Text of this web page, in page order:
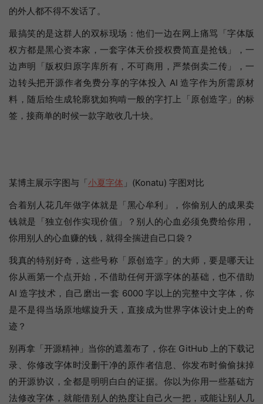
的外人都不得不发话了。
最搞笑的是这群人的双标现场：他们一边在网上痛骂「字体版
权方都是黑心资本家，一套字体天价授权费简直是抢钱」，一
边声明「版权归原字库所有，不可商用，严禁倒卖二传」，一
边转头把开源作者免费分享的字体投入 AI 造字作为所需原材
料，随后给生成轮廓犹如狗啃一般的字打上「原创造字」的标
签，接商单的时候一款字敢收几十块。
某博主展示字图与「小夏字体 」(Konatu) 字图对比
合着别人花几年做字体就是「黑心牟利」，你偷别人的成果卖
钱就是「独立创作实现价值」？别人的心血必须免费给你用，
你用别人的心血赚的钱，就得全揣进自己口袋？
我真的特别好奇，这些号称「原创造字」的大师，要是哪天让
你从画第一个点开始，不借助任何开源字体的基础，也不借助
AI 造字技术，自己磨出一套 6000 字以上的完整中文字体，你
是不是得当场原地螺旋升天，直接成为世界字体设计史上的奇
迹？
别再拿「开源精神」当你的遮羞布了，你在 GitHub 上的下载记
录、你修改字体时没删干净的原作者信息、你发布时偷偷抹掉
的开源协议，全都是明明白白的证据。你以为你用一些基础方
法修改字体，就能借别人的热度让自己火一把，或能让别人几